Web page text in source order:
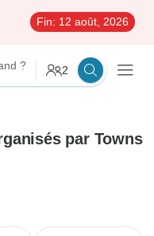
Fin: 12 août, 2026
? 2
par Towns